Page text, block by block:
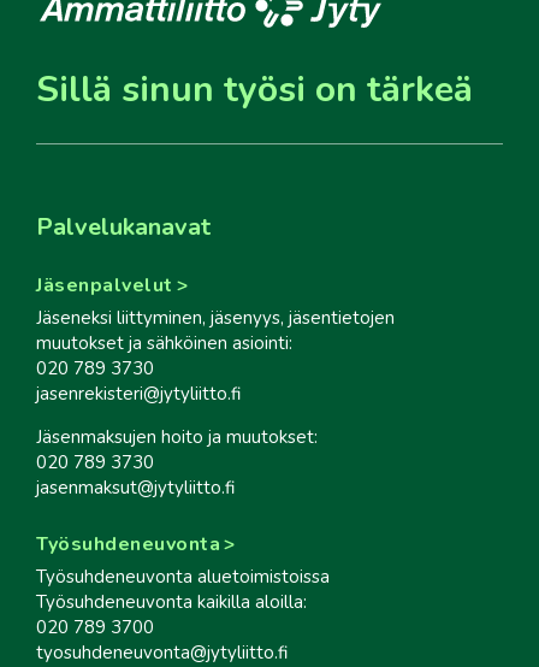
Sillä sinun työsi on tärkeä
Palvelukanavat
Jäsenpalvelut
Jäseneksi liittyminen, jäsenyys, jäsentietojen
muutokset ja sähköinen asiointi:
020 789 3730
jasenrekisteri@jytyliitto.fi
Jäsenmaksujen hoito ja muutokset:
020 789 3730
jasenmaksut@jytyliitto.fi
Työsuhdeneuvonta
Työsuhdeneuvonta aluetoimistoissa
Työsuhdeneuvonta kaikilla aloilla:
020 789 3700
tyosuhdeneuvonta@jytyliitto.fi